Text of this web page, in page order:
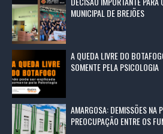
MUNICIPAL DE BREJÕES
A QUEDA LIVRE DO
SOMENTE PELA PSICOLOGIA
AMARGOSA: DEMISSÕES NA
PREOCUPAÇÃO ENTRE OS